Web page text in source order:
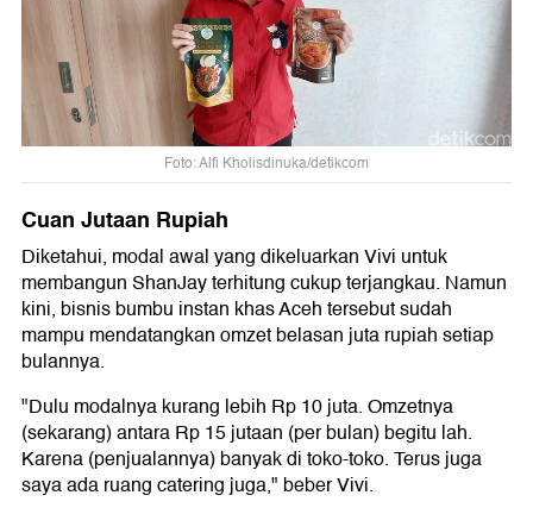
Foto: Alfi Kholisdinuka/detikcom
Cuan Jutaan Rupiah
Diketahui, modal awal yang dikeluarkan Vivi untuk
membangun ShanJay terhitung cukup terjangkau. Namun
kini, bisnis bumbu instan khas Aceh tersebut sudah
mampu mendatangkan omzet belasan juta rupiah setiap
bulannya.
"Dulu modalnya kurang lebih Rp 10 juta. Omzetnya
(sekarang) antara Rp 15 jutaan (per bulan) begitu lah.
Karena (penjualannya) banyak di toko-toko. Terus juga
saya ada ruang catering juga," beber Vivi.